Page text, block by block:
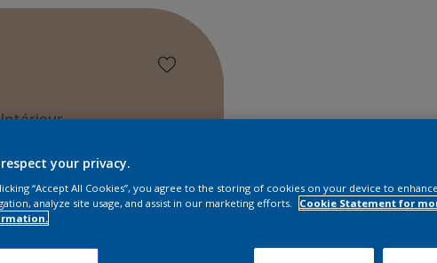
Intérieur
your privacy.
“Accept All Cookies”, you agree to the storing of cookies on your device to
analyze site usage, and assist in our marketing efforts.
Cookie Statement for